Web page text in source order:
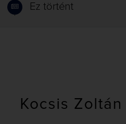
Ez történt
Kocsis